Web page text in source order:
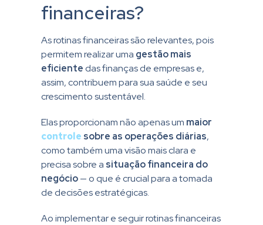
financeiras?
As rotinas financeiras são relevantes, pois
permitem realizar uma gestão mais
eficiente das finanças de empresas e,
assim, contribuem para sua saúde e seu
crescimento sustentável.
Elas proporcionam não apenas um maior
controle sobre as operações diárias,
como também uma visão mais clara e
precisa sobre a situação financeira do
negócio— o que é crucial para a tomada
de decisões estratégicas.
Ao implementar e seguir rotinas financeiras